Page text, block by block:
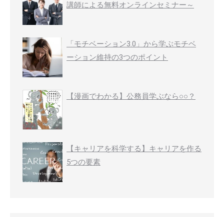
講師による無料オンラインセミナー～
「モチベーション3.0」から学ぶモチベ
ーション維持の3つのポイント
【漫画でわかる】公務員学ぶなら○○？
【キャリアを科学する】キャリアを作る
5つの要素